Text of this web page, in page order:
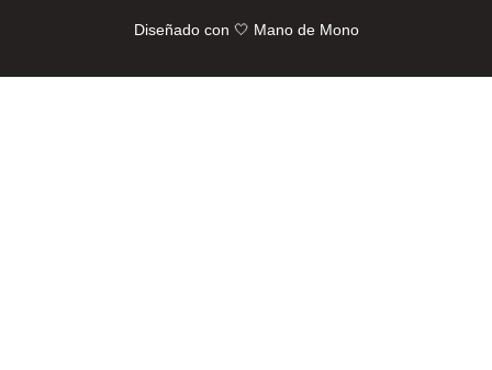
Diseñado con 🤍 Mano de Mono